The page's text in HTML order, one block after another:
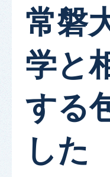
常磐
学と
する
した